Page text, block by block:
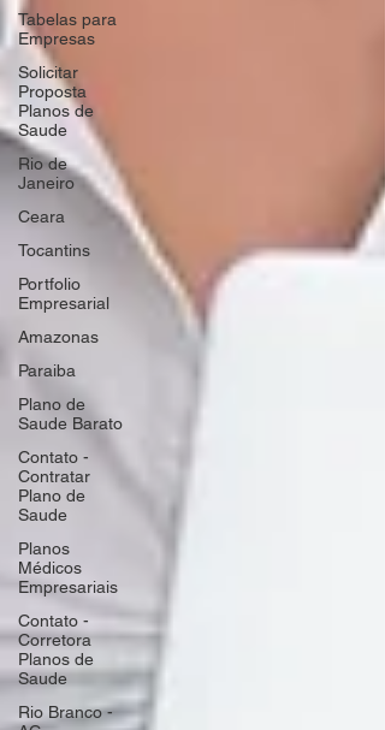
Tabelas para
Empresas
Solicitar
Proposta
Planos de
Saude
Rio de
Janeiro
Ceara
Tocantins
Portfolio
Empresarial
Amazonas
Paraiba
Plano de
Saude Barato
Contato -
Contratar
Plano de
Saude
Planos
Médicos
Empresariais
Contato -
Corretora
Planos de
Saude
Rio Branco -